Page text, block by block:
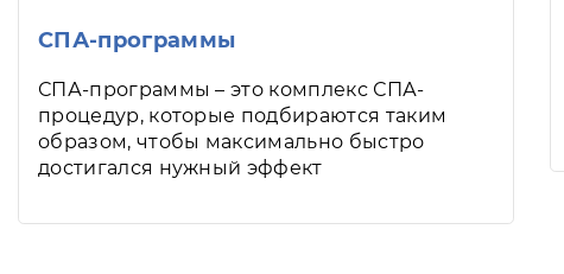
СПА-программы
СПА-программы – это комплекс СПА-
процедур, которые подбираются таким
образом, чтобы максимально быстро
достигался нужный эффект